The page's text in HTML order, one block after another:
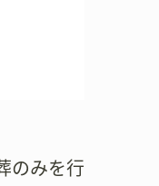
のみを行